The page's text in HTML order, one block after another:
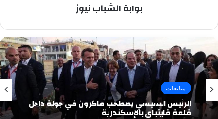
بوابة الشباب نيوز
متابعات
الرئيس السيسي يصطحب ماكرون في جولة داخل
قلعة قايتباي بالإسكندرية